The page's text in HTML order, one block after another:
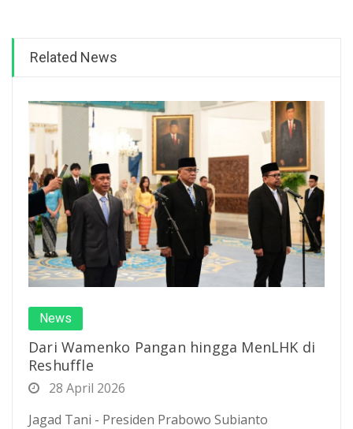
Related News
News
Dari Wamenko Pangan hingga MenLHK di
Reshuffle
28 April 2026
Jagad Tani - Presiden Prabowo Subianto